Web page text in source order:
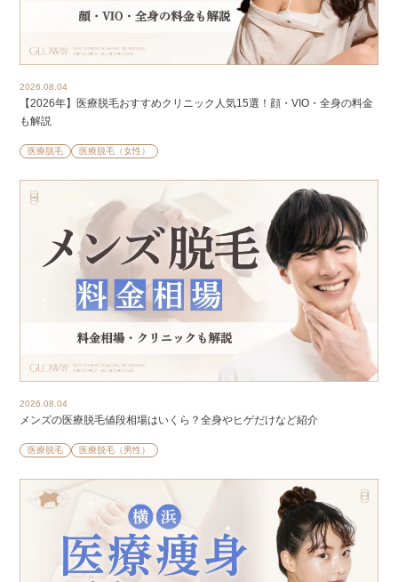
2026.08.04
【2026年】医療脱毛おすすめクリニック人気15選！顔・VIO・全身の料金
も解説
医療脱毛 医療脱毛（女性）
2026.08.04
メンズの医療脱毛値段相場はいくら？全身やヒゲだけなど紹介
医療脱毛 医療脱毛（男性）